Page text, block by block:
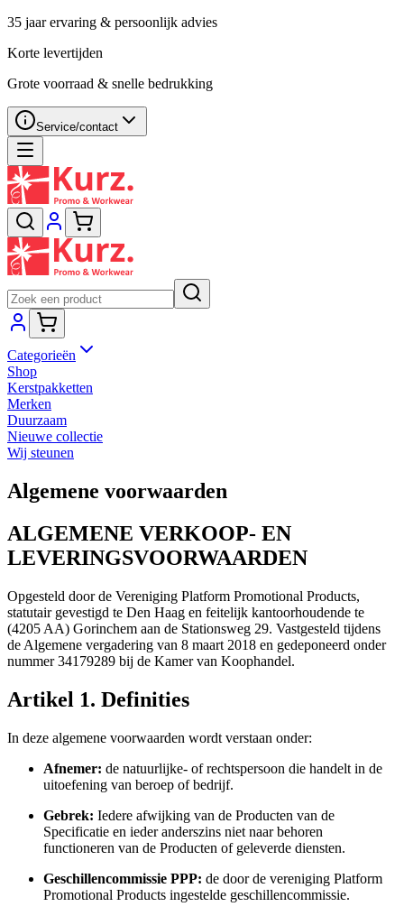
35 jaar ervaring & persoonlijk advies
Korte levertijden
Grote voorraad & snelle bedrukking
Service/contact
Categorieën
Shop
Kerstpakketten
Merken
Duurzaam
Nieuwe collectie
Wij steunen
Algemene voorwaarden
ALGEMENE VERKOOP- EN
LEVERINGSVOORWAARDEN
Opgesteld door de Vereniging Platform Promotional Products,
statutair gevestigd te Den Haag en feitelijk kantoorhoudende te
(4205 AA) Gorinchem aan de Stationsweg 29. Vastgesteld tijdens
de Algemene vergadering van 8 maart 2018 en gedeponeerd onder
nummer 34179289 bij de Kamer van Koophandel.
Artikel 1. Definities
In deze algemene voorwaarden wordt verstaan onder:
Afnemer: de natuurlijke- of rechtspersoon die handelt in de
uitoefening van beroep of bedrijf.
Gebrek: Iedere afwijking van de Producten van de
Specificatie en ieder anderszins niet naar behoren
functioneren van de Producten of geleverde diensten.
Geschillencommissie PPP: de door de vereniging Platform
Promotional Products ingestelde geschillencommissie.